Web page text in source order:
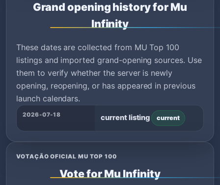
Grand opening history for Mu
Infinity
These dates are collected from MU Top 100
listings and imported grand-opening sources. Use
them to verify whether the server is newly
opening, reopening, or has appeared in previous
launch calendars.
2026-07-18 current listing current
VOTAÇÃO OFICIAL MU TOP 100
Vote for Mu Infinity